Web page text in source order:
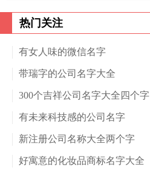
热门关注
有女人味的微信名字
带瑞字的公司名字大全
300个吉祥公司名字大全四个字
有未来科技感的公司名字
新注册公司名称大全两个字
好寓意的化妆品商标名字大全